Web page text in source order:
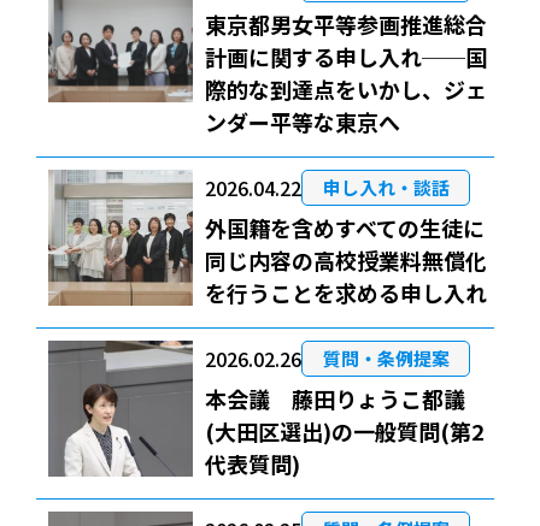
東京都男女平等参画推進総合
計画に関する申し入れ──国
際的な到達点をいかし、ジェ
ンダー平等な東京へ
2026.04.22 申し入れ・談話
外国籍を含めすべての生徒に
同じ内容の高校授業料無償化
を行うことを求める申し入れ
2026.02.26 質問・条例提案
本会議 藤田りょうこ都議
(大田区選出)の一般質問(第2
代表質問)